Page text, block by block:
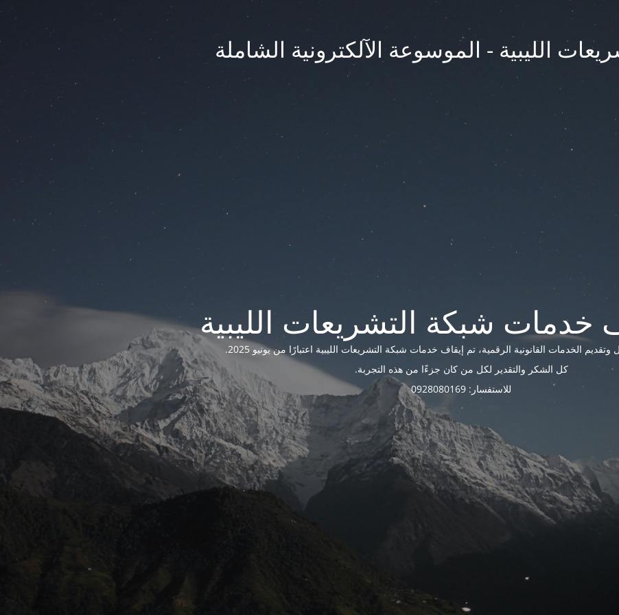
الليبية - الموسوعة الآلكترونية الشاملة
الخدمات القانونية الرقمية، تم إيقاف خدمات شبكة التشريعات الليبية اعتبارًا من يونيو 2025.
كل الشكر والتقدير لكل من كان جزءًا من هذه التجربة.
للاستفسار: 0928080169